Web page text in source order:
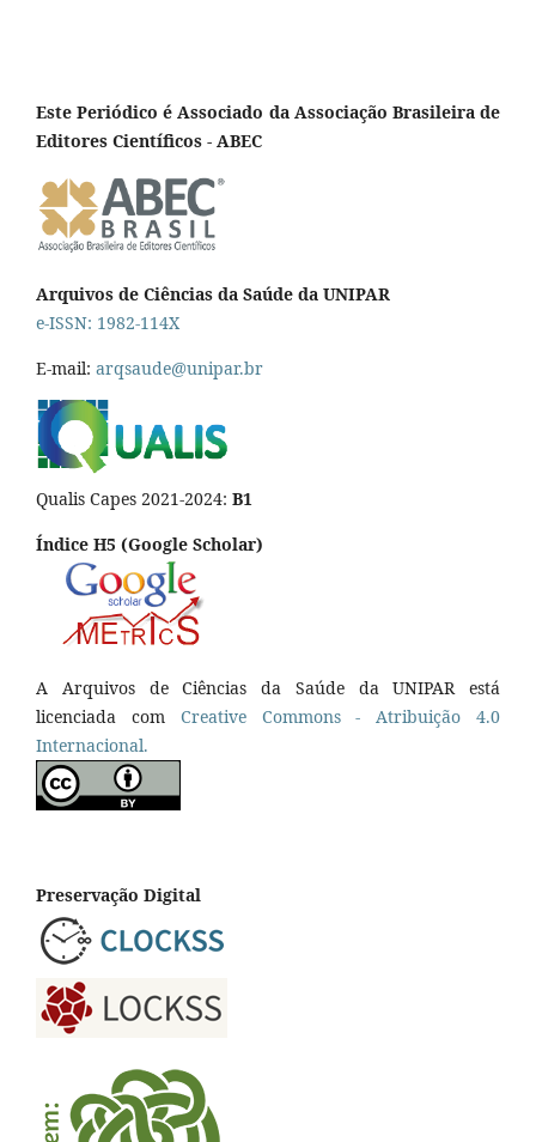
Este Periódico é Associado da Associação Brasileira de
Editores Científicos - ABEC
Arquivos de Ciências da Saúde da UNIPAR
e-ISSN: 1982-114X
E-mail: arqsaude@unipar.br
Qualis Capes 2021-2024: B1
Índice H5 (Google Scholar)
A Arquivos de Ciências da Saúde da UNIPAR está
licenciada com Creative Commons - Atribuição 4.0
Internacional.
Preservação Digital